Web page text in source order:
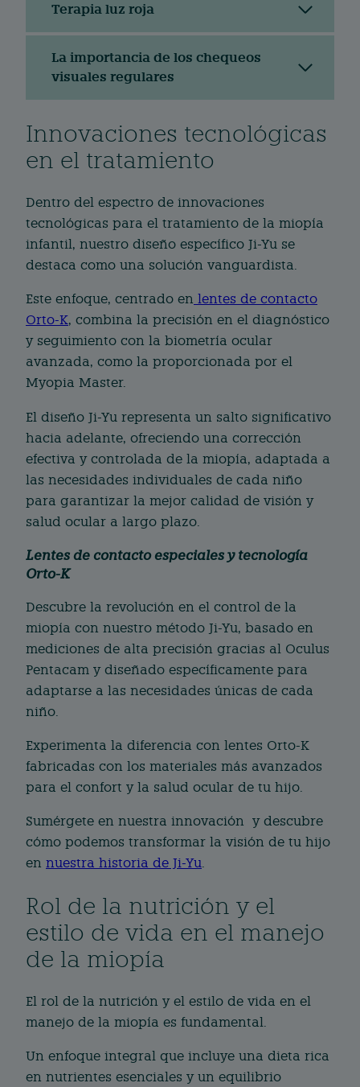
Terapia luz roja
La importancia de los chequeos
visuales regulares
Innovaciones tecnológicas
en el tratamiento
Dentro del espectro de innovaciones
tecnológicas para el tratamiento de la miopía
infantil, nuestro diseño específico Ji-Yu se
destaca como una solución vanguardista.
Este enfoque, centrado en lentes de contacto
Orto-K, combina la precisión en el diagnóstico
y seguimiento con la biometría ocular
avanzada, como la proporcionada por el
Myopia Master.
El diseño Ji-Yu representa un salto significativo
hacia adelante, ofreciendo una corrección
efectiva y controlada de la miopía, adaptada a
las necesidades individuales de cada niño
para garantizar la mejor calidad de visión y
salud ocular a largo plazo.
Lentes de contacto especiales y tecnología
Orto-K
Descubre la revolución en el control de la
miopía con nuestro método Ji-Yu, basado en
mediciones de alta precisión gracias al Oculus
Pentacam y diseñado específicamente para
adaptarse a las necesidades únicas de cada
niño.
Experimenta la diferencia con lentes Orto-K
fabricadas con los materiales más avanzados
para el confort y la salud ocular de tu hijo.
Sumérgete en nuestra innovación y descubre
cómo podemos transformar la visión de tu hijo
en nuestra historia de Ji-Yu.
Rol de la nutrición y el
estilo de vida en el manejo
de la miopía
El rol de la nutrición y el estilo de vida en el
manejo de la miopía es fundamental.
Un enfoque integral que incluye una dieta rica
en nutrientes esenciales y un equilibrio